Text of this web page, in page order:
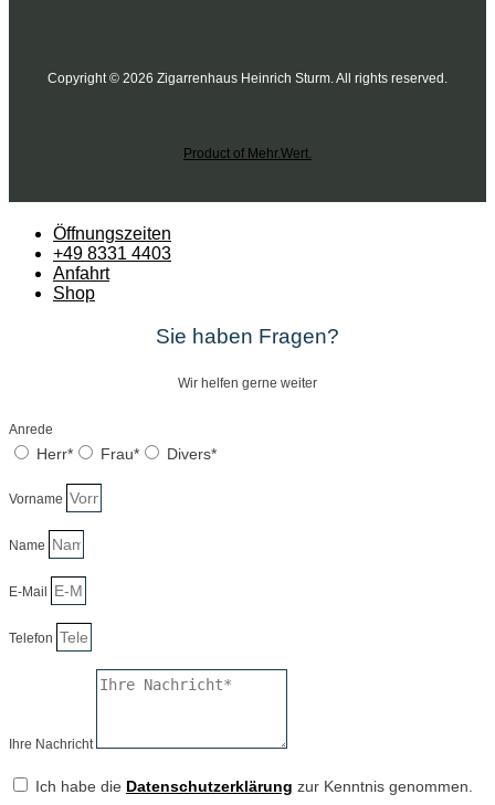
Copyright © 2026 Zigarrenhaus Heinrich Sturm. All rights reserved.
Product of Mehr.Wert.
Öffnungszeiten
+49 8331 4403
Anfahrt
Shop
Sie haben Fragen?
Wir helfen gerne weiter
Anrede
Herr* Frau* Divers*
Vorname
Name
E-Mail
Telefon
Ihre Nachricht
Ich habe die Datenschutzerklärung zur Kenntnis genommen.